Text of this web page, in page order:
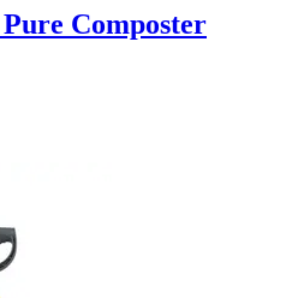
Composter